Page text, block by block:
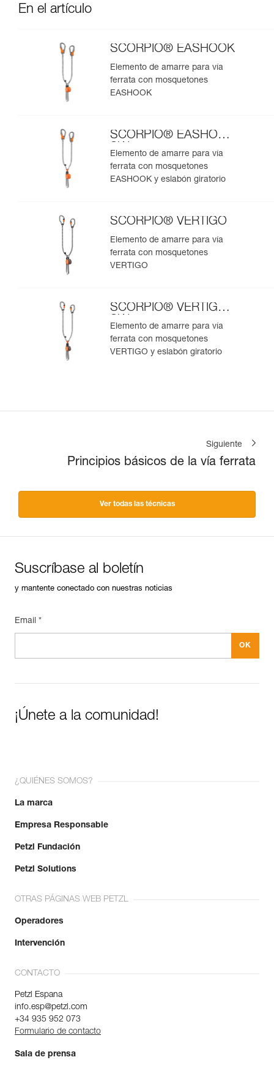
En el artículo
SCORPIO® EASHOOK
Elemento de amarre para vía
ferrata con mosquetones
EASHOOK
SCORPIO® EASHOOK
SW
Elemento de amarre para vía
ferrata con mosquetones
EASHOOK y eslabón giratorio
SCORPIO® VERTIGO
Elemento de amarre para vía
ferrata con mosquetones
VERTIGO
SCORPIO® VERTIGO
SW
Elemento de amarre para vía
ferrata con mosquetones
VERTIGO y eslabón giratorio
Siguiente
Principios básicos de la vía ferrata
Ver todas las técnicas
Suscríbase al boletín
y mantente conectado con nuestras noticias
Email *
¡Únete a la comunidad!
¿QUIÉNES SOMOS?
La marca
Empresa Responsable
Petzl Fundación
Petzl Solutions
OTRAS PÁGINAS WEB PETZL
Operadores
Intervención
CONTACTO
Petzl Espana
info.esp@petzl.com
+34 935 952 073
Formulario de contacto
Sala de prensa